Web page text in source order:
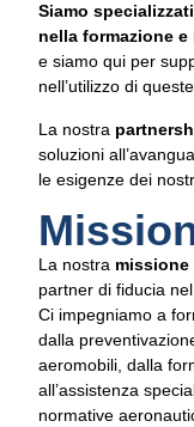
Siamo
nella formazione
e siamo qui per
nell’utilizzo di
La nostra
soluzioni
le esigenze dei
La nostra missione
partner di fiducia
Ci impegniamo a
dalla
aeromobili, dalla
all’assistenza
normative